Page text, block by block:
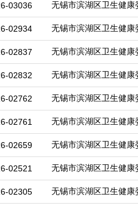
03036 无锡市滨湖区卫生健
02934 无锡市滨湖区卫生健
02837 无锡市滨湖区卫生健康
02832 无锡市滨湖区卫生健
02762 无锡市滨湖区卫生健康
02761 无锡市滨湖区卫生健
02659 无锡市滨湖区卫生健
02521 无锡市滨湖区卫生健
02305 无锡市滨湖区卫生健